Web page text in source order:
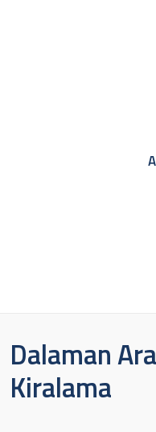
Kurumsal
Hakkımızda
Dalaman
Kiralama